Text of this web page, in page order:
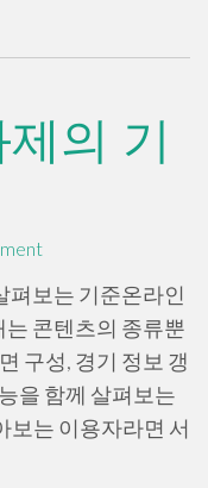
의 기
펴보는 기준온라인
콘텐츠의 종류뿐
구성, 경기 정보 갱
을 함께 살펴보는
보는 이용자라면 서